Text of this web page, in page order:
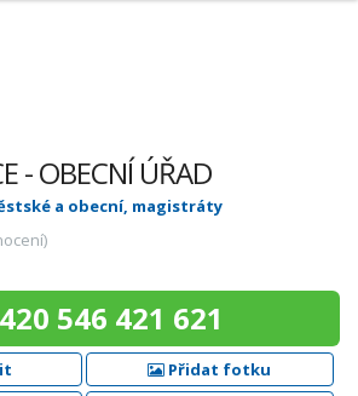
- OBECNÍ ÚŘAD
a obecní, magistráty
546 421 621
Přidat fotku